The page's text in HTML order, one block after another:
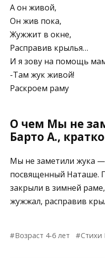
А он живой,
Он жив пока,
Жужжит в окне,
Расправив крылья…
И я зову на помощь
-Там жук живой!
Раскроем раму
О чем Мы не
Барто А.,
Мы не заметили жука —
посвященный Наташе.
закрыли в зимней
жужжал, расправив
Возраст 4-6 лет Стихи